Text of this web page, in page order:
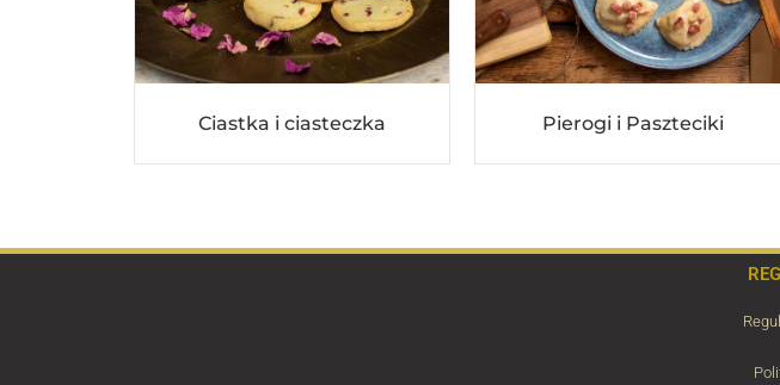
Ciastka i ciasteczka Pierogi i Paszteciki